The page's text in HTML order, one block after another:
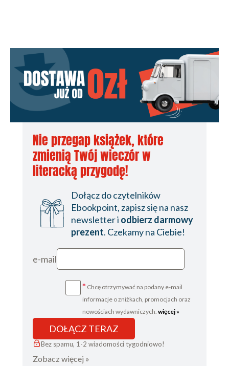
Nie przegap książek, które
zmienią Twój wieczór w
literacką przygodę!
Dołącz do czytelników
Ebookpoint, zapisz się na nasz
newsletter i odbierz darmowy
prezent. Czekamy na Ciebie!
e-mail
* Chcę otrzymywać na podany e-mail
informacje o zniżkach, promocjach oraz
nowościach wydawniczych. więcej »
DOŁĄCZ TERAZ
Bez spamu, 1-2 wiadomości tygodniowo!
Zobacz więcej »